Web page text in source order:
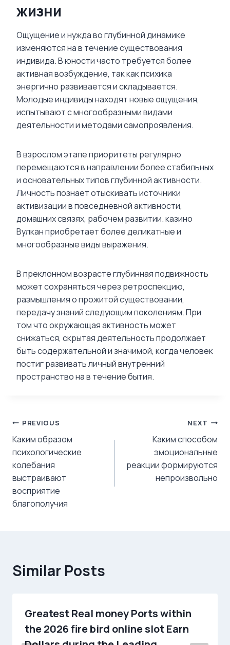
жизни
Ощущение и нужда во глубинной динамике
изменяются на в течение существования
индивида. В юности часто требуется более
активная возбуждение, так как психика
энергично развивается и складывается.
Молодые индивиды находят новые ощущения,
испытывают с многообразными видами
деятельности и методами самопроявления.
В взрослом этапе приоритеты регулярно
перемещаются в направлении более стабильных
и основательных типов глубинной активности.
Личность познает отыскивать источники
активизации в повседневной активности,
домашних связях, рабочем развитии. казино
Вулкан приобретает более деликатные и
многообразные виды выражения.
В преклонном возрасте глубинная подвижность
может сохраняться через ретроспекцию,
размышления о прожитой существовании,
передачу знаний следующим поколениям. При
том что окружающая активность может
снижаться, скрытая деятельность продолжает
быть содержательной и значимой, когда человек
постиг развивать личный внутренний
пространство на в течение бытия.
Post
navigation
PREVIOUS
Каким образом
психологические
колебания
выстраивают
восприятие
благополучия
NEXT
Каким способом
эмоциональные
реакции формируются
непроизвольно
Similar Posts
Greatest Real money Ports within
the 2026 fire bird online slot Earn